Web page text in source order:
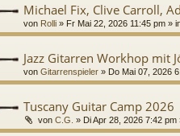
Michael Fix, Clive Carroll,
von Rolli » Fr Mai 22, 2026 11:45 pm »
Jazz Gitarren Workhop mit
von Gitarrenspieler » Do Mai 07, 2026
Tuscany Guitar Camp 2026
vonC.G. » Di Apr 28, 2026 7:42 pm